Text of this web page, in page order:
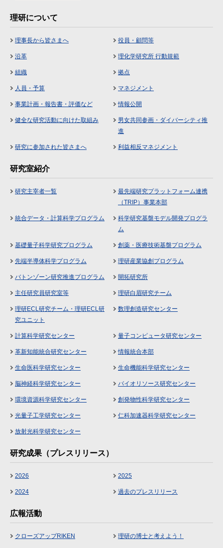
理研について
理事長から皆さまへ 役員・顧問等
沿革 理化学研究所 行動規範
組織 拠点
人員・予算 マネジメント
事業計画・報告書・評価など 情報公開
健全な研究活動に向けた取組み
男女共同参画・ダイバーシティ推
進
研究に参加された皆さまへ 利益相反マネジメント
研究室紹介
研究主宰者一覧
最先端研究プラットフォーム連携
（TRIP）事業本部
統合データ・計算科学プログラム
科学研究基盤モデル開発プログラ
ム
基礎量子科学研究プログラム 創薬・医療技術基盤プログラム
先端半導体科学プログラム 理研産業協創プログラム
バトンゾーン研究推進プログラム 開拓研究所
主任研究員研究室等 理研白眉研究チーム
理研ECL研究チーム・理研ECL研
究ユニット
数理創造研究センター
計算科学研究センター 量子コンピュータ研究センター
革新知能統合研究センター 情報統合本部
生命医科学研究センター 生命機能科学研究センター
脳神経科学研究センター バイオリソース研究センター
環境資源科学研究センター 創発物性科学研究センター
光量子工学研究センター 仁科加速器科学研究センター
放射光科学研究センター
研究成果（プレスリリース）
2026 2025
2024 過去のプレスリリース
広報活動
クローズアップRIKEN 理研の博士と考えよう！